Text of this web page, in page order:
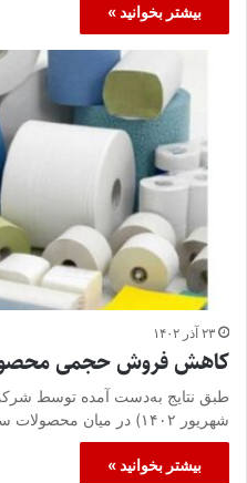
بیشتر بخوانید »
۲۳ آذر ۱۴۰۲
کاهش فروش حجمی
شهریور ۱۴۰۲) در میان محصولات سلولزی، دستمال کاغذی بیشترین…
بیشتر بخوانید »